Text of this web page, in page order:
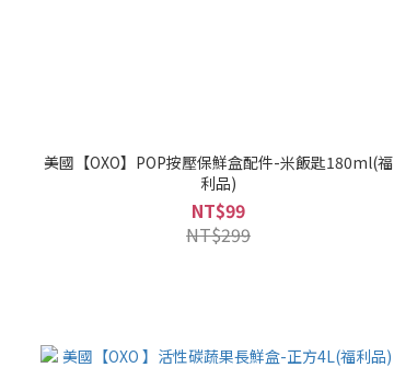
美國【OXO】POP按壓保鮮盒配件-米飯匙180ml(福
利品)
NT$99
NT$299